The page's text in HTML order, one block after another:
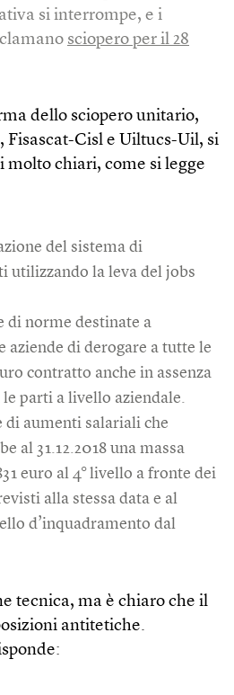
si interrompe, e i
sciopero per il 28
dello sciopero unitario,
Fisascat-Cisl e Uiltucs-Uil, si
molto chiari, come si legge
del sistema di
utilizzando la leva del jobs
di norme destinate a
aziende di derogare a tutte le
contratto anche in assenza
parti a livello aziendale.
di aumenti salariali che
al 31.12.2018 una massa
euro al 4° livello a fronte dei
alla stessa data e al
d’inquadramento dal
tecnica, ma è chiaro che il
antitetiche.